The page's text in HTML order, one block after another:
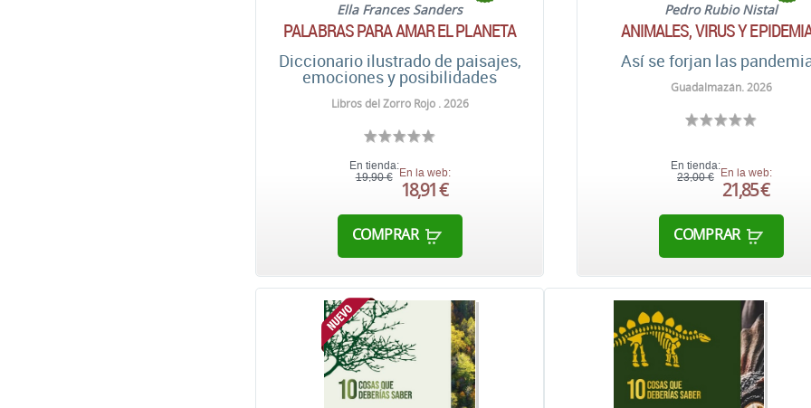
Ella Frances Sanders
PALABRAS PARA AMAR EL PLANETA
Diccionario ilustrado de paisajes,
emociones y posibilidades
Libros del Zorro Rojo . 2026
En tienda:
19,90 € En la web:
18,91 €
COMPRAR
Pedro Rubio Nistal
ANIMALES, VIRUS Y
Así se forjan las
Guadalmazán. 2026
En tienda:
23,00 € En la web:
21,85 €
COMPRAR